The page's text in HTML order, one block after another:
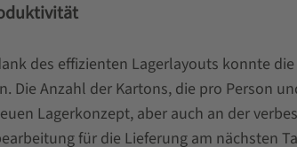
des effizienten Lagerlayouts konnte
Die Anzahl der Kartons, die pro Person
Lagerkonzept, aber auch an der
für die Lieferung am nächsten